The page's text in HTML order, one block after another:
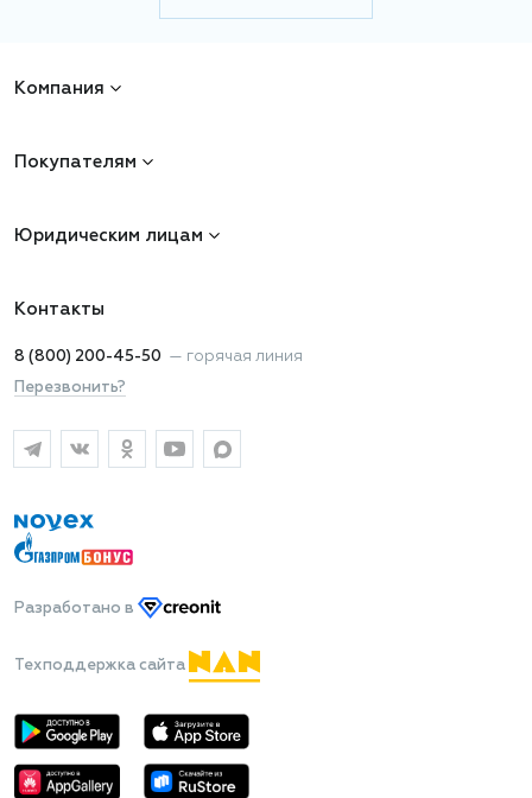
Компания
Покупателям
Юридическим лицам
Контакты
8 (800) 200-45-50 — горячая линия
Перезвонить?
Разработано в
Техподдержка сайта